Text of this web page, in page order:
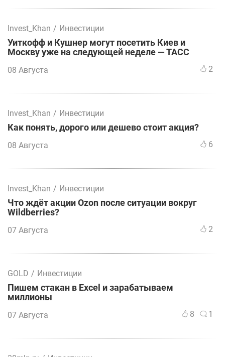
Invest_Khan / Инвестиции
Уиткофф и Кушнер могут посетить Киев и
Москву уже на следующей неделе — ТАСС
08 Августа 2
Invest_Khan / Инвестиции
Как понять, дорого или дешево стоит акция?
08 Августа 6
Invest_Khan / Инвестиции
Что ждёт акции Ozon после ситуации вокруг
Wildberries?
07 Августа 2
GOLD / Инвестиции
Пишем стакан в Excel и зарабатываем
миллионы
07 Августа 8 1